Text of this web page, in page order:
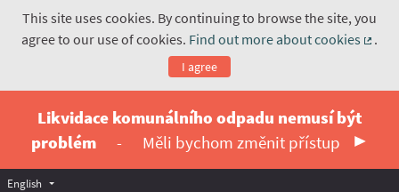
This site uses cookies. By continuing to browse the site, you
agree to our use of cookies. Find out more about cookies
.
I agree
Likvidace komunálního odpadu nemusí být
problém
- Měli bychom změnit přístup
English Vyberte jazyk